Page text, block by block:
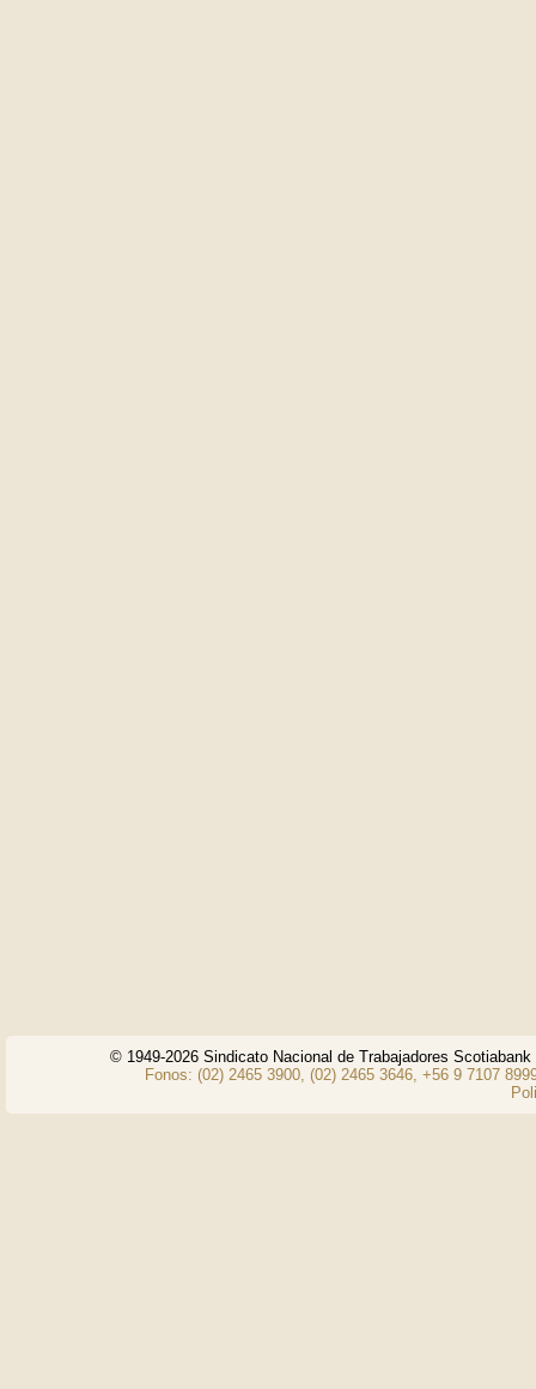
© 1949-2026 Sindicato Nacional de Trabajadores
Fonos: (02) 2465 3900, (02) 2465 3646, +56 9 7107